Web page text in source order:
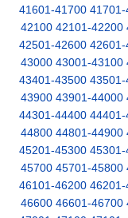
41601-41700 41701-
42100 42101-42200
42501-42600 42601-
43000 43001-43100
43401-43500 43501-
43900 43901-44000
44301-44400 44401-
44800 44801-44900
45201-45300 45301-
45700 45701-45800
46101-46200 46201-
46600 46601-46700